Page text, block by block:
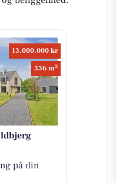
13.000.000 kr
336 m2
på din